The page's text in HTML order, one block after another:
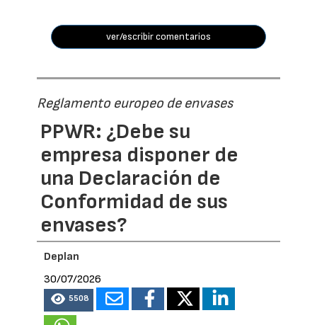
ver/escribir comentarios
Reglamento europeo de envases
PPWR: ¿Debe su
empresa disponer de
una Declaración de
Conformidad de sus
envases?
Deplan
30/07/2026
5508